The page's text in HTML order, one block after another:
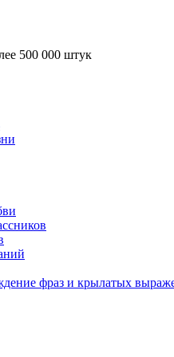
500 000 штук
фраз и крылатых